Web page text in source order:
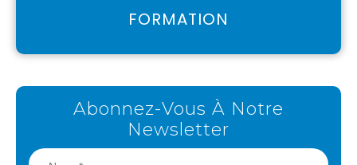
FORMATION
Abonnez-Vous À Notre
Newsletter